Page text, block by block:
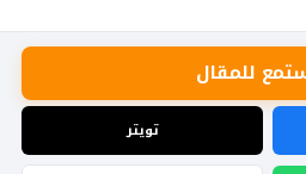
للمقال
تويتر